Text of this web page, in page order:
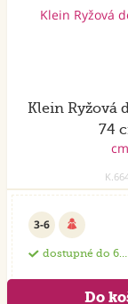
Klein Ryžová
74
3-6
dostupné do 6 dní